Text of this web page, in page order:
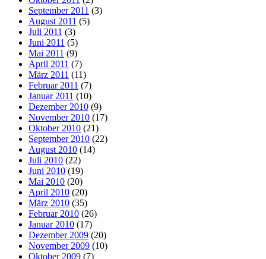
September 2011 (3)
August 2011 (5)
Juli 2011 (3)
Juni 2011 (5)
Mai 2011 (9)
April 2011 (7)
März 2011 (11)
Februar 2011 (7)
Januar 2011 (10)
Dezember 2010 (9)
November 2010 (17)
Oktober 2010 (21)
September 2010 (22)
August 2010 (14)
Juli 2010 (22)
Juni 2010 (19)
Mai 2010 (20)
April 2010 (20)
März 2010 (35)
Februar 2010 (26)
Januar 2010 (17)
Dezember 2009 (20)
November 2009 (10)
Oktober 2009 (7)